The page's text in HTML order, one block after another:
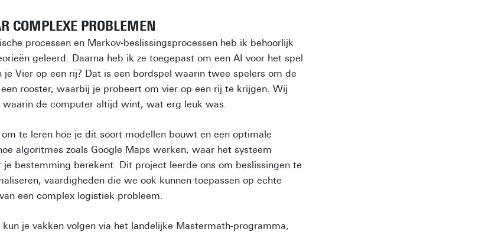
COMPLEXE PROBLEMEN
processen en Markov-beslissingsprocessen heb ik behoorlijk
geleerd. Daarna heb ik ze toegepast om een AI voor het spel
je Vier op een rij? Dat is een bordspel waarin twee spelers om de
rooster, waarbij je probeert om vier op een rij te krijgen. Wij
de computer altijd wint, wat erg leuk was.
te leren hoe je dit soort modellen bouwt en een optimale
algoritmes zoals Google Maps werken, waar het systeem
bestemming berekent. Dit project leerde ons om beslissingen te
vaardigheden die we ook kunnen toepassen op echte
een complex logistiek probleem.
je vakken volgen via het landelijke Mastermath-programma,